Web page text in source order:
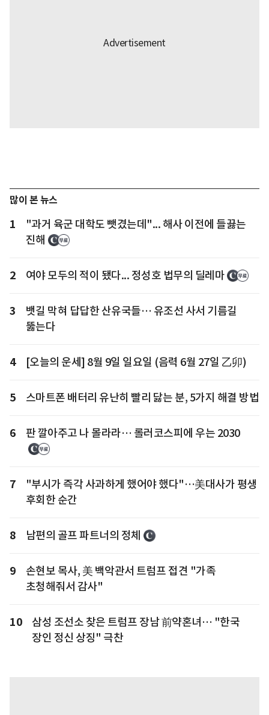
많이 본 뉴스
1
"과거 육군 대학도 뺏겼는데"... 해사 이전에 들끓는
진해
2 여야 모두의 적이 됐다... 정성호 법무의 딜레마
3
뱃길 막혀 답답한 산유국들… 유조선 사서 기름길
뚫는다
4 [오늘의 운세] 8월 9일 일요일 (음력 6월 27일 乙卯)
5 스마트폰 배터리 유난히 빨리 닳는 분, 5가지 해결 방법
6 판 깔아주고 나 몰라라… 롤러코스피에 우는 2030
7
"부시가 즉각 사과하게 했어야 했다"…美대사가 평생
후회한 순간
8 남편의 골프 파트너의 정체
9
손현보 목사, 美 백악관서 트럼프 접견 "가족
초청해줘서 감사"
10
삼성 조선소 찾은 트럼프 장남 前약혼녀… "한국
장인 정신 상징" 극찬